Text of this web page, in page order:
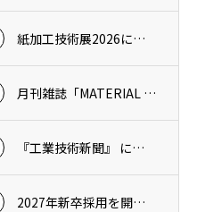
紙加工技術展2026に出展します
月刊雑誌「MATERIAL STAGE（マテリアルステージ）」に記事が掲載されました
『工業技術新聞』 に当社記事が掲載されました
2027年新卒採用を開始しました